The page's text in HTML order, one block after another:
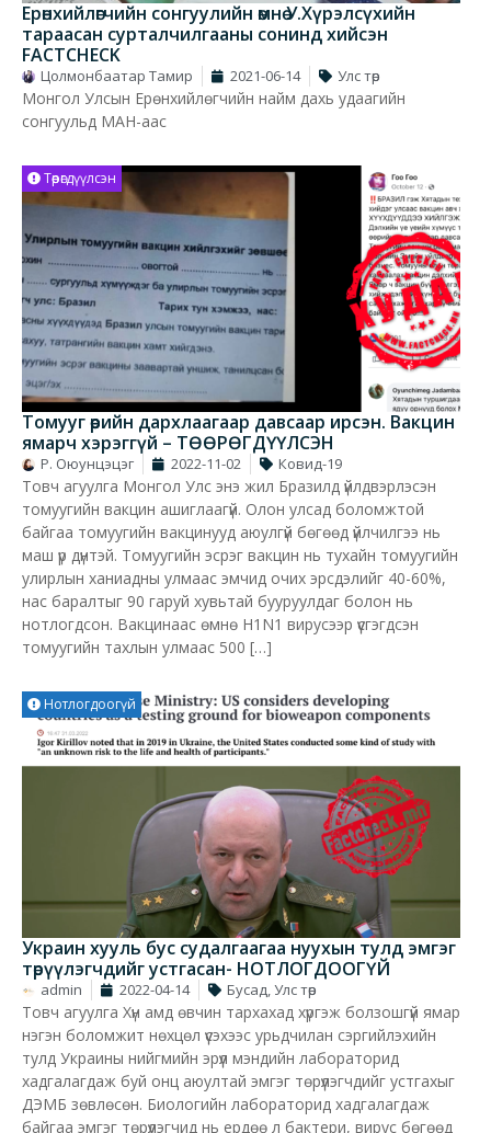
Ерөнхийлөгчийн сонгуулийн өмнө У.Хүрэлсүхийн
тараасан сурталчилгааны сонинд хийсэн
FACTCHECK
Цолмонбаатар Тамир 2021-06-14 Улс төр
Монгол Улсын Ерөнхийлөгчийн найм дахь удаагийн
сонгуульд МАН-аас
Төөрөгдүүлсэн
Томууг өөрийн дархлаагаар давсаар ирсэн. Вакцин
ямарч хэрэггүй – ТӨӨРӨГДҮҮЛСЭН
Р. Оюунцэцэг 2022-11-02 Ковид-19
Товч агуулга Монгол Улс энэ жил Бразилд үйлдвэрлэсэн
томуугийн вакцин ашиглаагүй. Олон улсад боломжтой
байгаа томуугийн вакцинууд аюулгүй бөгөөд үйлчилгээ нь
маш үр дүнтэй. Томуугийн эсрэг вакцин нь тухайн томуугийн
улирлын ханиадны улмаас эмчид очих эрсдэлийг 40-60%,
нас баралтыг 90 гаруй хувьтай бууруулдаг болон нь
нотлогдсон. Вакцинаас өмнө H1N1 вирусээр үүсгэгдсэн
томуугийн тахлын улмаас 500 […]
Нотлогдоогүй
Украин хууль бус судалгаагаа нуухын тулд эмгэг
төрүүлэгчдийг устгасан- НОТЛОГДООГҮЙ
admin 2022-04-14 Бусад,Улс төр
Товч агуулга Хүн амд өвчин тархахад хүргэж болзошгүй ямар
нэгэн боломжит нөхцөл үүсэхээс урьдчилан сэргийлэхийн
тулд Украины нийгмийн эрүүл мэндийн лабораторид
хадгалагдаж буй онц аюултай эмгэг төрүүлэгчдийг устгахыг
ДЭМБ зөвлөсөн. Биологийн лабораторид хадгалагдаж
байгаа эмгэг төрүүлэгчид нь ердөө л бактери, вирус бөгөөд